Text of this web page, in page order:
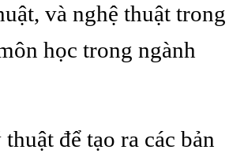
và nghệ thuật trong
học trong ngành
để tạo ra các bản